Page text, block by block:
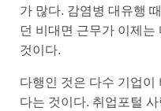
가 많다. 감염병 대유행
던 비대면 근무가 이제는
것이다.
다행인 것은 다수 기업이
다는 것이다. 취업포털